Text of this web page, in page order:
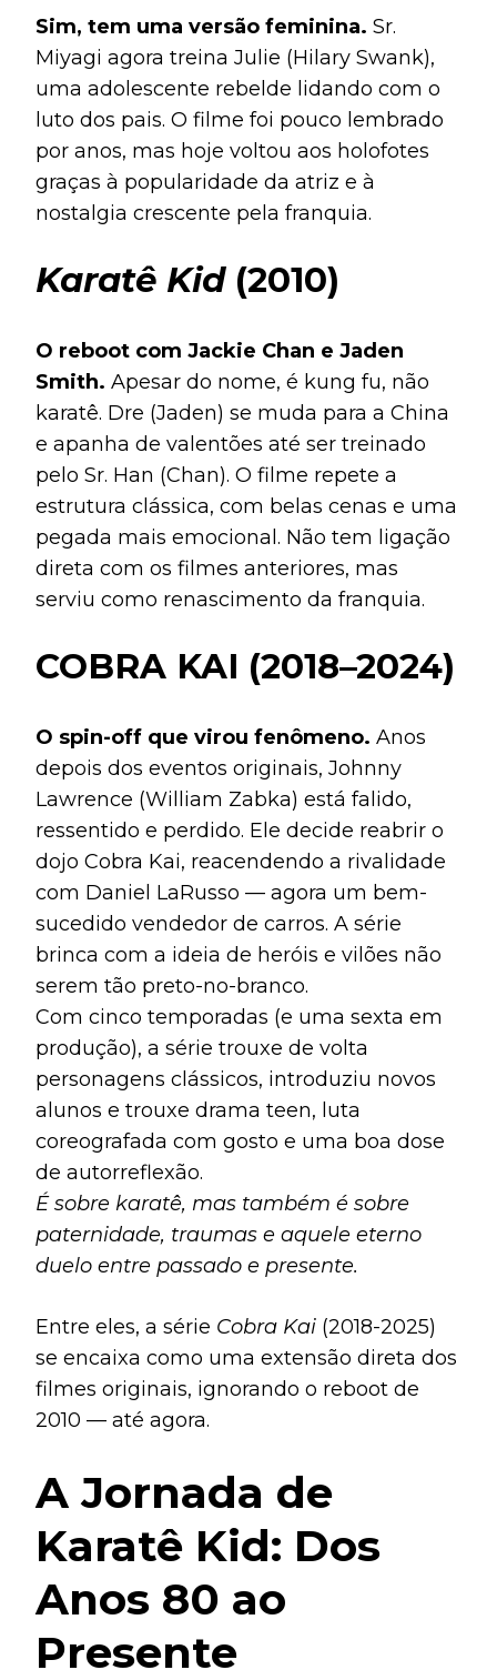
Sim, tem uma versão feminina. Sr.
Miyagi agora treina Julie (Hilary Swank),
uma adolescente rebelde lidando com o
luto dos pais. O filme foi pouco lembrado
por anos, mas hoje voltou aos holofotes
graças à popularidade da atriz e à
nostalgia crescente pela franquia.
Karatê Kid(2010)
O reboot com Jackie Chan e Jaden
Smith. Apesar do nome, é kung fu, não
karatê. Dre (Jaden) se muda para a China
e apanha de valentões até ser treinado
pelo Sr. Han (Chan). O filme repete a
estrutura clássica, com belas cenas e uma
pegada mais emocional. Não tem ligação
direta com os filmes anteriores, mas
serviu como renascimento da franquia.
COBRA KAI (2018–2024)
O spin-off que virou fenômeno. Anos
depois dos eventos originais, Johnny
Lawrence (William Zabka) está falido,
ressentido e perdido. Ele decide reabrir o
dojo Cobra Kai, reacendendo a rivalidade
com Daniel LaRusso — agora um bem-
sucedido vendedor de carros. A série
brinca com a ideia de heróis e vilões não
serem tão preto-no-branco.
Com cinco temporadas (e uma sexta em
produção), a série trouxe de volta
personagens clássicos, introduziu novos
alunos e trouxe drama teen, luta
coreografada com gosto e uma boa dose
de autorreflexão.
É sobre karatê, mas também é sobre
paternidade, traumas e aquele eterno
duelo entre passado e presente.
Entre eles, a série Cobra Kai (2018-2025)
se encaixa como uma extensão direta dos
filmes originais, ignorando o reboot de
2010 — até agora.
A Jornada de
Karatê Kid: Dos
Anos 80 ao
Presente